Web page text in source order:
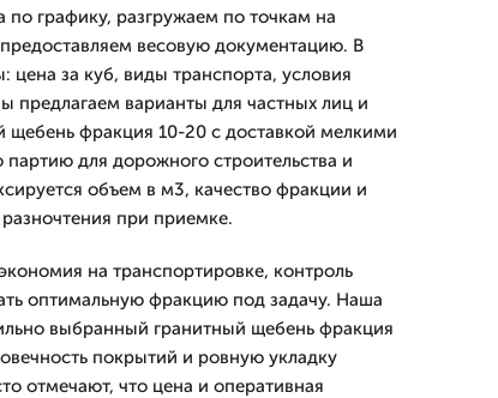
графику, разгружаем по точкам на
весовую документацию. В
цена за куб, виды транспорта, условия
предлагаем варианты для частных лиц и
щебень фракция 10-20 с доставкой мелкими
для дорожного строительства и
объем в м3, качество фракции и
при приемке.
на транспортировке, контроль
оптимальную фракцию под задачу. Наша
выбранный гранитный щебень фракция
покрытий и ровную укладку
отмечают, что цена и оперативная